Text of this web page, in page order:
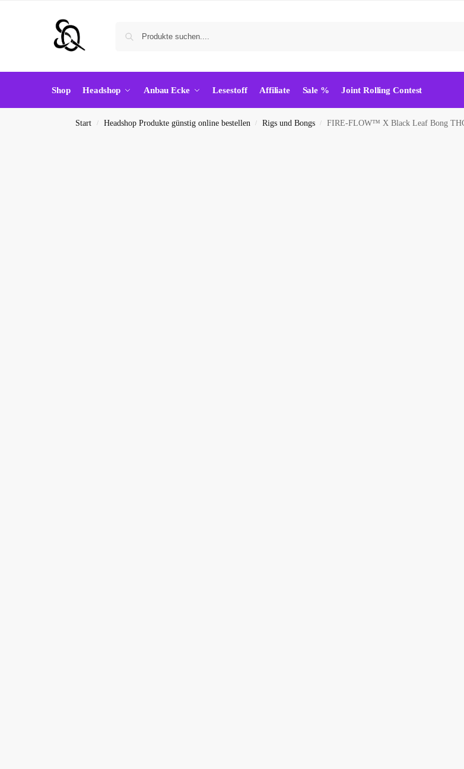
Shop Headshop Anbau Ecke Lesestoff Affiliate Sale % Joint Rolling Contest
Start / Headshop Produkte günstig online bestellen / Rigs und Bongs / FIRE-FLOW™ X Black Leaf Bong